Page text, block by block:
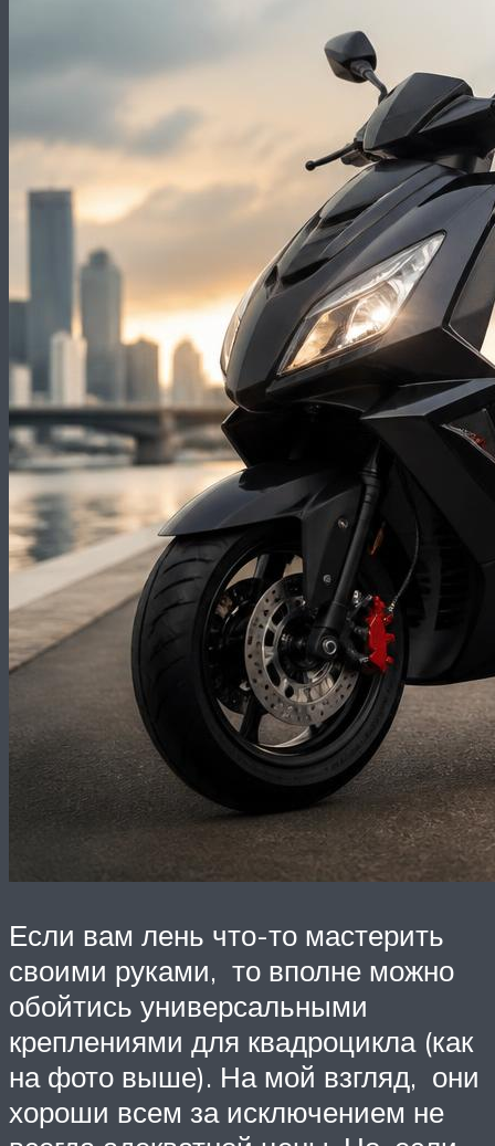
Если вам лень что-то мастерить
своими руками, то вполне можно
обойтись универсальными
креплениями для квадроцикла (как
на фото выше). На мой взгляд, они
хороши всем за исключением не